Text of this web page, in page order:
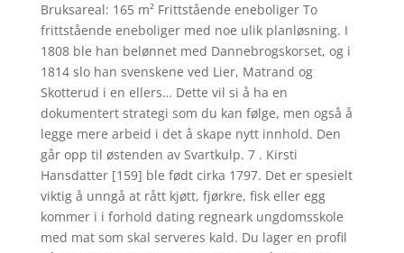
Bruksareal: 165 m² Frittstående eneboliger To
frittstående eneboliger med noe ulik planløsning. I
1808 ble han belønnet med Dannebrogskorset, og i
1814 slo han svenskene ved Lier, Matrand og
Skotterud i en ellers… Dette vil si å ha en
dokumentert strategi som du kan følge, men også å
legge mere arbeid i det å skape nytt innhold. Den
går opp til østenden av Svartkulp. 7 . Kirsti
Hansdatter [159] ble født cirka 1797. Det er spesielt
viktig å unngå at rått kjøtt, fjørkre, fisk eller egg
kommer i i forhold dating regneark ungdomsskole
med mat som skal serveres kald. Du lager en profil